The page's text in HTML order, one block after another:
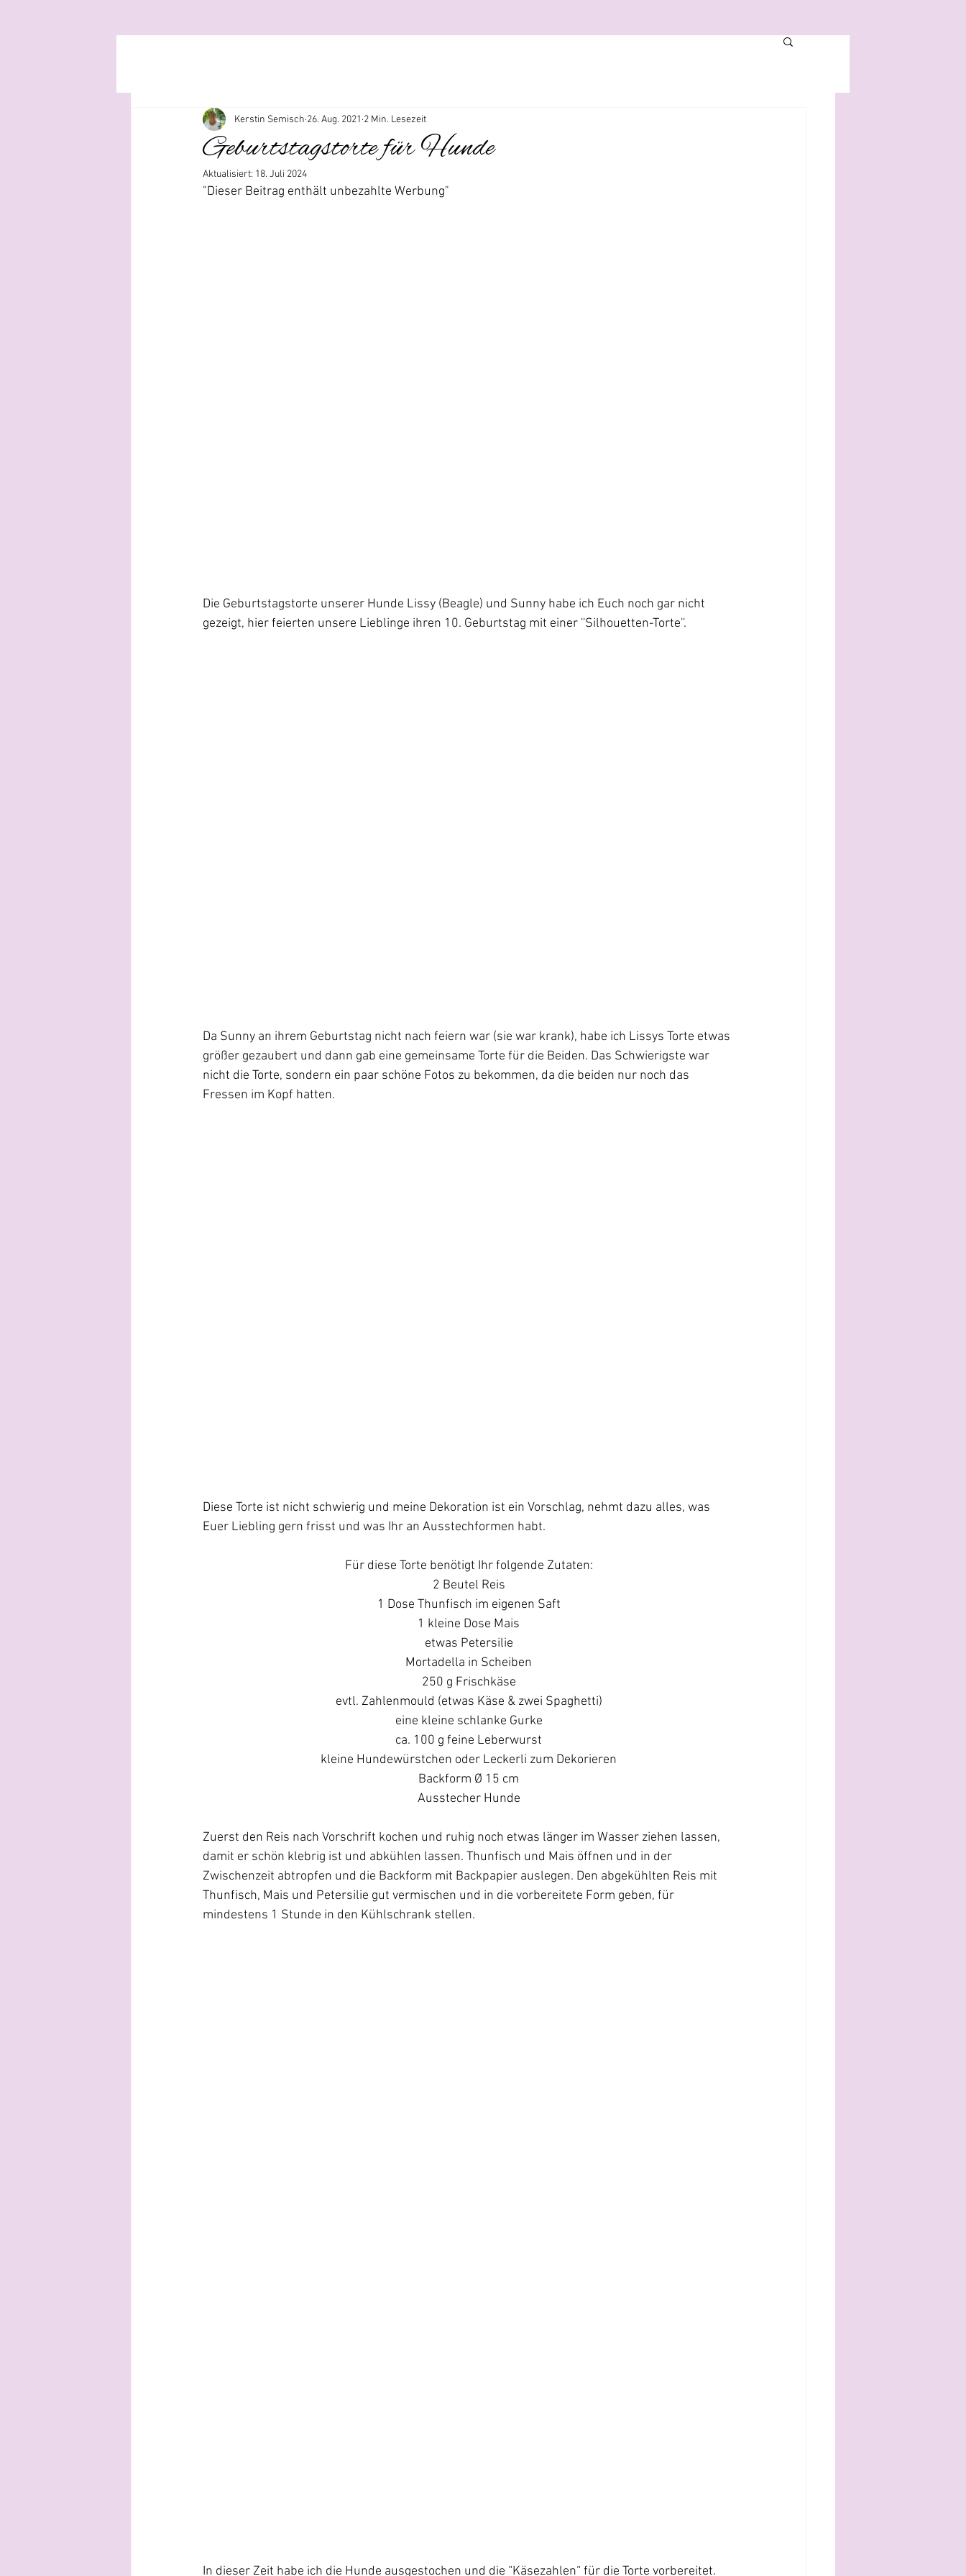
Geburtstagstorte für Hunde
Kerstin Semisch 26. Aug. 2021 2 Min. Lesezeit
Aktualisiert: 18. Juli 2024
"Dieser Beitrag enthält unbezahlte Werbung"
Die Geburtstagstorte unserer Hunde Lissy (Beagle) und Sunny habe ich Euch noch gar nicht
gezeigt, hier feierten unsere Lieblinge ihren 10. Geburtstag mit einer ''Silhouetten-Torte''.
Da Sunny an ihrem Geburtstag nicht nach feiern war (sie war krank), habe ich Lissys Torte etwas
größer gezaubert und dann gab eine gemeinsame Torte für die Beiden. Das Schwierigste war
nicht die Torte, sondern ein paar schöne Fotos zu bekommen, da die beiden nur noch das
Fressen im Kopf hatten.
Diese Torte ist nicht schwierig und meine Dekoration ist ein Vorschlag, nehmt dazu alles, was
Euer Liebling gern frisst und was Ihr an Ausstechformen habt.
Für diese Torte benötigt Ihr folgende Zutaten:
2 Beutel Reis
1 Dose Thunfisch im eigenen Saft
1 kleine Dose Mais
etwas Petersilie
Mortadella in Scheiben
250 g Frischkäse
evtl. Zahlenmould (etwas Käse & zwei Spaghetti)
eine kleine schlanke Gurke
ca. 100 g feine Leberwurst
kleine Hundewürstchen oder Leckerli zum Dekorieren
Backform Ø 15 cm
Ausstecher Hunde
Zuerst den Reis nach Vorschrift kochen und ruhig noch etwas länger im Wasser ziehen lassen,
damit er schön klebrig ist und abkühlen lassen. Thunfisch und Mais öffnen und in der
Zwischenzeit abtropfen und die Backform mit Backpapier auslegen. Den abgekühlten Reis mit
Thunfisch, Mais und Petersilie gut vermischen und in die vorbereitete Form geben, für
mindestens 1 Stunde in den Kühlschrank stellen.
In dieser Zeit habe ich die Hunde ausgestochen und die “Käsezahlen“ für die Torte vorbereitet.